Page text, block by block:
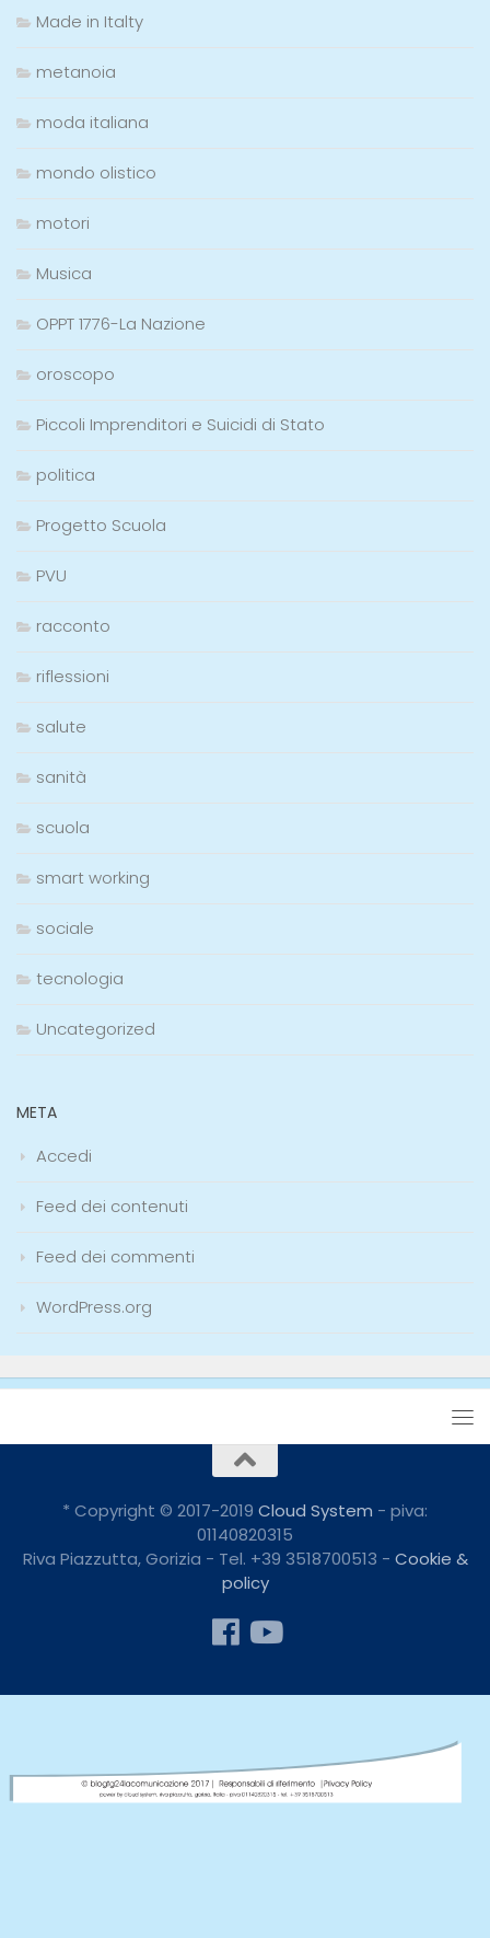
Made in Italty
metanoia
moda italiana
mondo olistico
motori
Musica
OPPT 1776-La Nazione
oroscopo
Piccoli Imprenditori e Suicidi di Stato
politica
Progetto Scuola
PVU
racconto
riflessioni
salute
sanità
scuola
smart working
sociale
tecnologia
Uncategorized
META
Accedi
Feed dei contenuti
Feed dei commenti
WordPress.org
* Copyright © 2017-2019 Cloud System - piva:
01140820315
Riva Piazzutta, Gorizia - Tel. +39 3518700513 - Cookie &
policy